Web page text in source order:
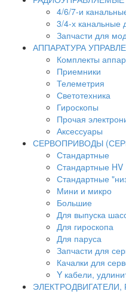
4/6/7-и
3/4-х канальные
Запчасти для
АППАРАТУРА
Комплекты
Приемники
Телеметрия
Светотехника
Гироскопы
Прочая
Аксессуары
СЕРВОПРИВОДЫ
Стандартные
Стандартные HV
Стандартные
Мини и микро
Большие
Для выпуска
Для гироскопа
Для паруса
Запчасти для
Качалки для
Y кабели,